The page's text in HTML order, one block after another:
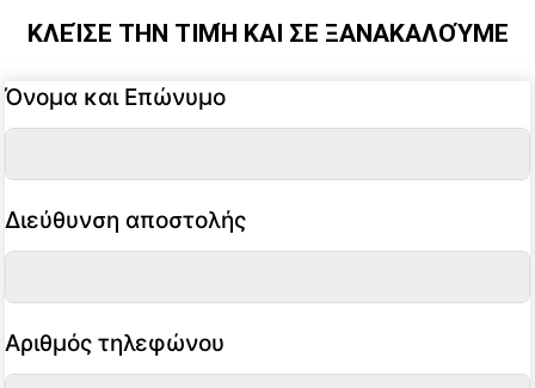
ΚΛΕΊΣΕ ΤΗΝ ΤΙΜΉ ΚΑΙ ΣΕ ΞΑΝΑΚΑΛΟΎΜΕ
Όνομα και Επώνυμο
Διεύθυνση αποστολής
Αριθμός τηλεφώνου